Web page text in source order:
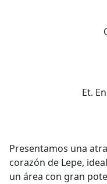
Et.
Presentamos una
corazón de Lepe,
un área con gran